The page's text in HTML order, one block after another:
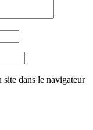
dans le navigateur